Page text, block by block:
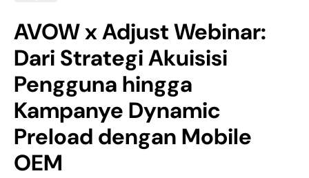
AVOW x Adjust Webinar:
Dari Strategi Akuisisi
Pengguna hingga
Kampanye Dynamic
Preload dengan Mobile
OEM